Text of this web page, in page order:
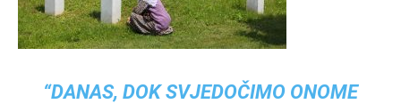
“DANAS, DOK SVJEDOČIMO ONOME